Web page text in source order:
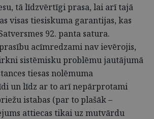
tā līdzvērtīgi prasa, lai arī tajā
visas tiesiskuma garantijas, kas
92. panta satura.
acīmredzami nav ievērojis,
sistēmisku problēmu jautājumā
tiesas nolēmuma
un līdz ar to arī nepārprotami
istabas (par to plašāk –
attiecas tikai uz mutvārdu